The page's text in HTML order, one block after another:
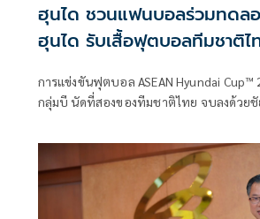
ฮุนได ชวนแฟนบอลร่วมทดล
ฮุนได รับเสื้อฟุตบอลทีมชาติ
การแข่งขันฟุตบอล ASEAN Hyundai
กลุ่มบี นัดที่สองของทีมชาติไทย จบลงด้วย